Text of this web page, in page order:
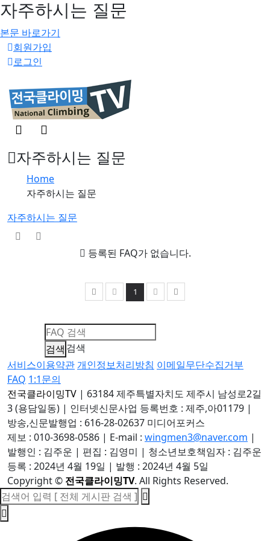
자주하시는 질문
본문 바로가기
회원가입
로그인
검
버
튼
메
버
튼
자주하시는 질문
Home
자주하시는 질문
자주하시는 질문
등록된 FAQ가 없습니다.
1
검색
서비스이용약관 개인정보처리방침 이메일무단수집거부
FAQ 1:1문의
전국클라이밍TV | 63184 제주특별자치도 제주시 남성로2길
3 (용담일동) | 인터넷신문사업 등록번호 : 제주,아01179 |
방송,신문발행업 : 616-28-02637 미디어포커스
제보 : 010-3698-0586 | E-mail : wingmen3@naver.com |
발행인 : 김주운 | 편집 : 김영미 | 청소년보호책임자 : 김주운
등록 : 2024년 4월 19일 | 발행 : 2024년 4월 5일
Copyright© 전국클라이밍TV. All Rights Reserved.